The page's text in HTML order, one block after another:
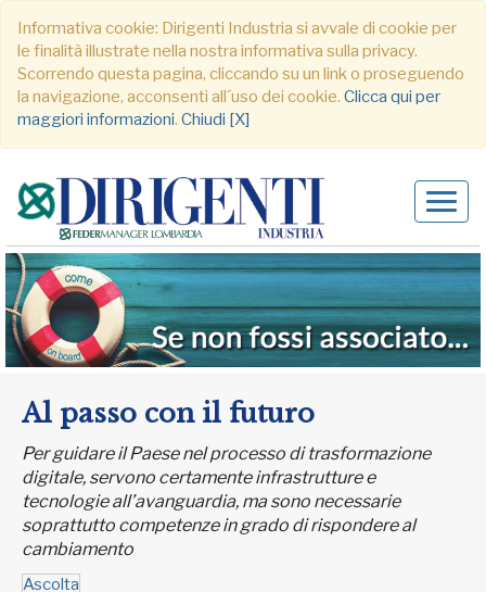
Informativa cookie: Dirigenti Industria si avvale di cookie per
le finalità illustrate nella nostra informativa sulla privacy.
Scorrendo questa pagina, cliccando su un link o proseguendo
la navigazione, acconsenti all´uso dei cookie. Clicca qui per
maggiori informazioni. Chiudi [X]
Al passo con il futuro
Per guidare il Paese nel processo di trasformazione
digitale, servono certamente infrastrutture e
tecnologie all’avanguardia, ma sono necessarie
soprattutto competenze in grado di rispondere al
cambiamento
Ascolta